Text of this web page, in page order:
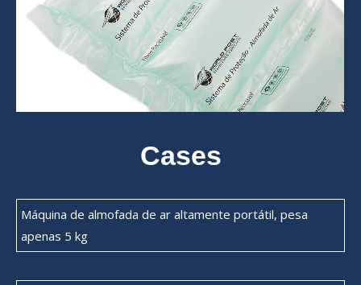
Cases
Máquina de almofada de ar altamente portátil, pesa
apenas 5 kg